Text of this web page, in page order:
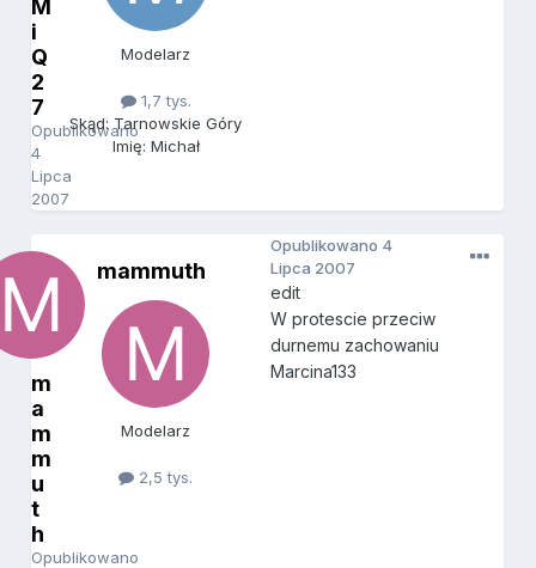
M
i
Q
2
7
Opublikowano
4
Lipca
2007
Modelarz
1,7 tys.
Skąd: Tarnowskie Góry
Imię: Michał
m
a
m
m
u
t
h
Opublikowano
mammuth
Modelarz
2,5 tys.
Opublikowano 4
Lipca 2007
edit
W protescie przeciw
durnemu zachowaniu
Marcina133